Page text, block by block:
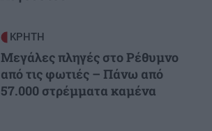
ΚΡΗΤΗ
Μεγάλες πληγές στο Ρέθυμνο
από τις φωτιές – Πάνω από
57.000 στρέμματα καμένα